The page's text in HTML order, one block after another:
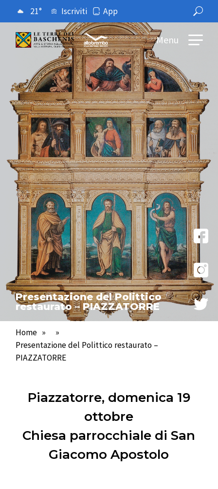
21° Iscriviti App
Menu
Presentazione del Polittico
restaurato – PIAZZATORRE
Home »
»
Presentazione del Polittico restaurato –
PIAZZATORRE
Piazzatorre, domenica 19
ottobre
Chiesa parrocchiale di San
Giacomo Apostolo